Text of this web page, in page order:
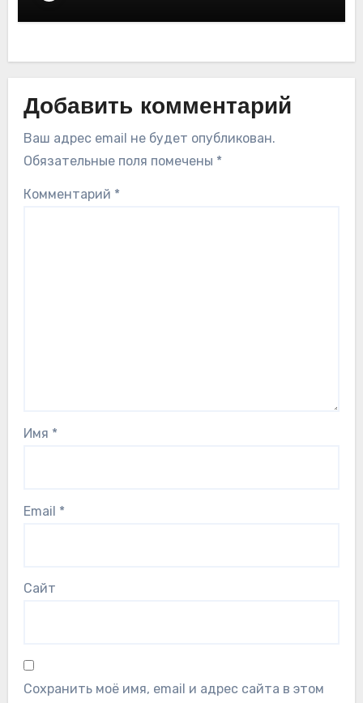
Добавить комментарий
Ваш адрес email не будет опубликован.
Обязательные поля помечены *
Комментарий *
Имя *
Email *
Сайт
Сохранить моё имя, email и адрес сайта в этом